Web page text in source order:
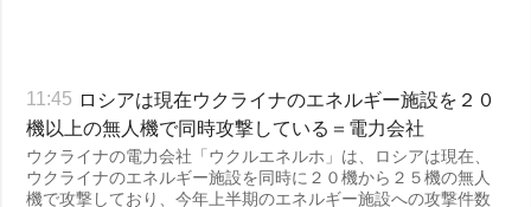
11:45 ロシアは現在ウクライナのエネルギー施設を２０
機以上の無人機で同時攻撃している＝電力会社
ウクライナの電力会社「ウクルエネルホ」は、ロシアは現在、
ウクライナのエネルギー施設を同時に２０機から２５機の無人
機で攻撃しており、今年上半期のエネルギー施設への攻撃件数